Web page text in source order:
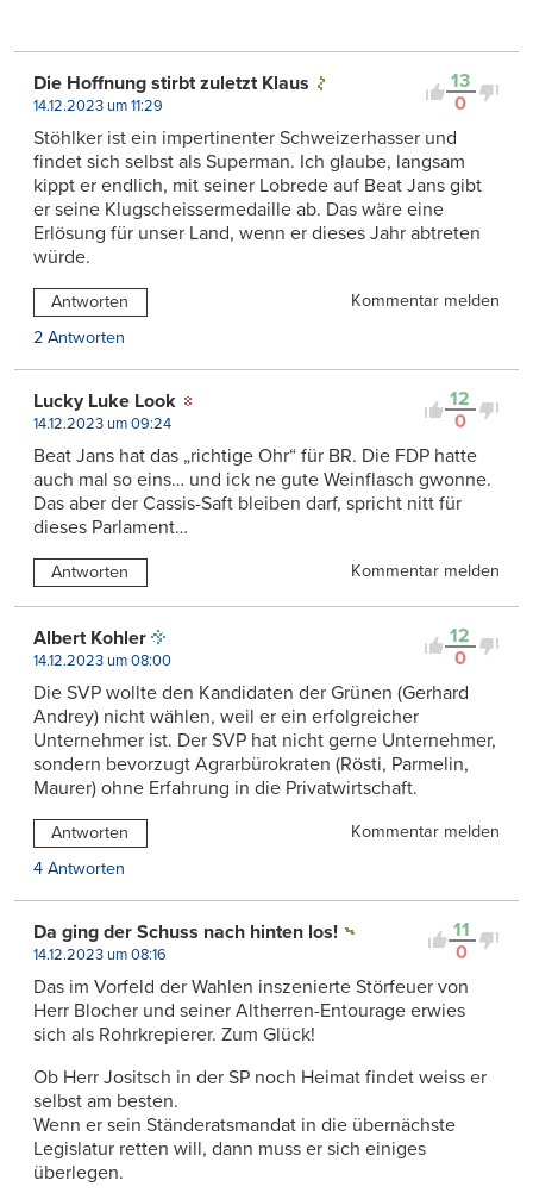
13
0
Die Hoffnung stirbt zuletzt Klaus
14.12.2023 um 11:29
Stöhlker ist ein impertinenter Schweizerhasser und
findet sich selbst als Superman. Ich glaube, langsam
kippt er endlich, mit seiner Lobrede auf Beat Jans gibt
er seine Klugscheissermedaille ab. Das wäre eine
Erlösung für unser Land, wenn er dieses Jahr abtreten
würde.
Antworten
Kommentar melden
2 Antworten
12
0
Lucky Luke Look
14.12.2023 um 09:24
Beat Jans hat das „richtige Ohr“ für BR. Die FDP hatte
auch mal so eins… und ick ne gute Weinflasch gwonne.
Das aber der Cassis-Saft bleiben darf, spricht nitt für
dieses Parlament…
Antworten Kommentar melden
12
0
Albert Kohler
14.12.2023 um 08:00
Die SVP wollte den Kandidaten der Grünen (Gerhard
Andrey) nicht wählen, weil er ein erfolgreicher
Unternehmer ist. Der SVP hat nicht gerne Unternehmer,
sondern bevorzugt Agrarbürokraten (Rösti, Parmelin,
Maurer) ohne Erfahrung in die Privatwirtschaft.
Antworten
Kommentar melden
4 Antworten
11
0
Da ging der Schuss nach hinten los!
14.12.2023 um 08:16
Das im Vorfeld der Wahlen inszenierte Störfeuer von
Herr Blocher und seiner Altherren-Entourage erwies
sich als Rohrkrepierer. Zum Glück!
Ob Herr Jositsch in der SP noch Heimat findet weiss er
selbst am besten.
Wenn er sein Ständeratsmandat in die übernächste
Legislatur retten will, dann muss er sich einiges
überlegen.